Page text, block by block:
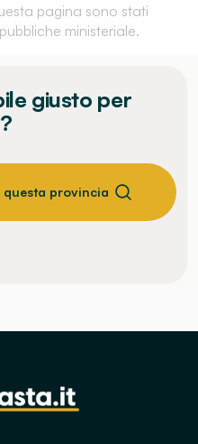
pagina sono stati
ministeriale.
giusto per
provincia